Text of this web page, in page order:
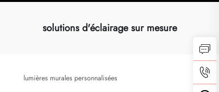
solutions d'éclairage sur mesure
lumières murales personnalisées